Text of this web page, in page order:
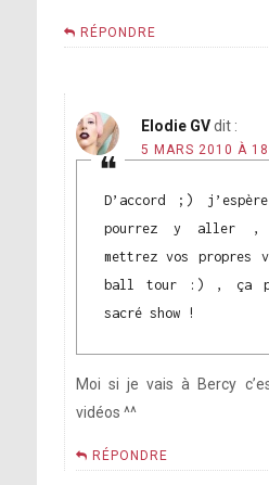
RÉPONDRE
Elodie GV dit :
5 MARS 2010 À
D’accord ;)
pourrez y aller ,
mettrez vos propres
ball tour :) , ça
sacré show !
Moi si je vais à Bercy
vidéos ^^
RÉPONDRE